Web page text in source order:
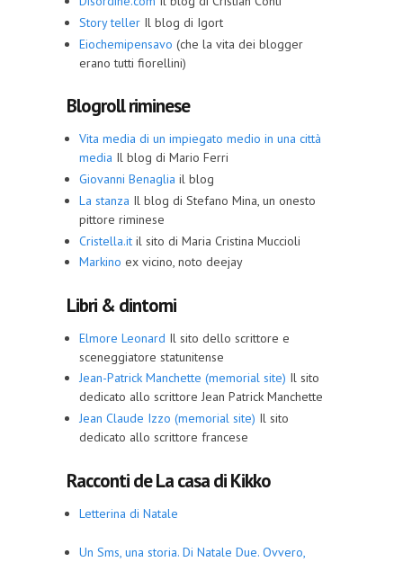
Story teller Il blog di Igort
Eiochemipensavo (che la vita dei blogger
erano tutti fiorellini)
Blogroll riminese
Vita media di un impiegato medio in una città
media Il blog di Mario Ferri
Giovanni Benaglia il blog
La stanza Il blog di Stefano Mina, un onesto
pittore riminese
Cristella.it il sito di Maria Cristina Muccioli
Markino ex vicino, noto deejay
Libri & dintorni
Elmore Leonard Il sito dello scrittore e
sceneggiatore statunitense
Jean-Patrick Manchette (memorial site) Il sito
dedicato allo scrittore Jean Patrick Manchette
Jean Claude Izzo (memorial site) Il sito
dedicato allo scrittore francese
Racconti de La casa di Kikko
Letterina di Natale
Un Sms, una storia. Di Natale Due. Ovvero,